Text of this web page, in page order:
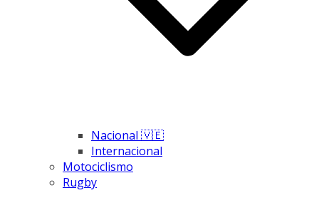
Nacional 🇻🇪
Internacional
Motociclismo
Rugby